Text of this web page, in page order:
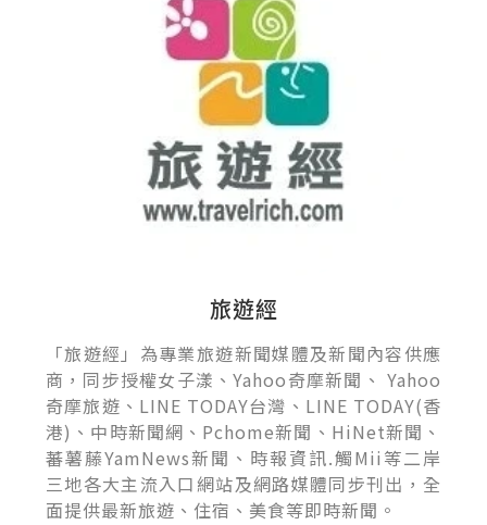
旅遊經
「旅遊經」為專業旅遊新聞媒體及新聞內容供應
商，同步授權女子漾、Yahoo奇摩新聞、 Yahoo
奇摩旅遊、LINE TODAY台灣、LINE TODAY(香
港)、中時新聞網、Pchome新聞、HiNet新聞、
蕃薯藤YamNews新聞、時報資訊.觸Mii等二岸
三地各大主流入口網站及網路媒體同步刊出，全
面提供最新旅遊、住宿、美食等即時新聞。